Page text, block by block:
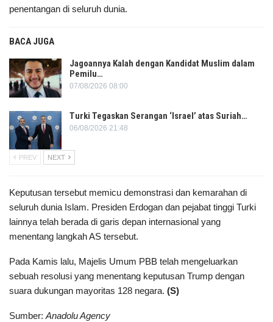
penentangan di seluruh dunia.
BACA JUGA
Jagoannya Kalah dengan Kandidat Muslim dalam
Pemilu…
07/08/2026 08:00
Turki Tegaskan Serangan ‘Israel’ atas Suriah…
06/08/2026 21:48
PREV NEXT
Keputusan tersebut memicu demonstrasi dan kemarahan di
seluruh dunia Islam. Presiden Erdogan dan pejabat tinggi Turki
lainnya telah berada di garis depan internasional yang
menentang langkah AS tersebut.
Pada Kamis lalu, Majelis Umum PBB telah mengeluarkan
sebuah resolusi yang menentang keputusan Trump dengan
suara dukungan mayoritas 128 negara. (S)
Sumber: Anadolu Agency